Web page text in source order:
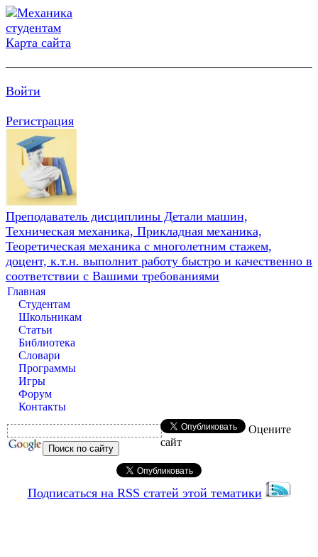
Карта сайта
Войти
Регистрация
Преподаватель дисциплины Детали машин,
Техническая механика, Прикладная механика,
Теоретическая механика с многолетним стажем,
доцент, к.т.н. выполнит работу быстро и качественно в
соответствии с Вашими требованиями
Главная
Студентам
Школьникам
Статьи
Библиотека
Словари
Программы
Игры
Форум
Контакты
Оцените
сайт
Подписаться на RSS статей этой тематики